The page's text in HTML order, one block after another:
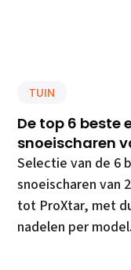
TUIN
De top 6 beste
snoeischaren
Selectie van de 6
snoeischaren van
tot ProXtar, met
nadelen per model.